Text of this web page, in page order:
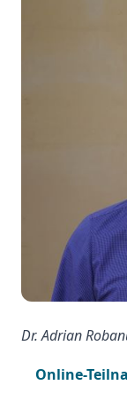
Dr. Adrian
Online-